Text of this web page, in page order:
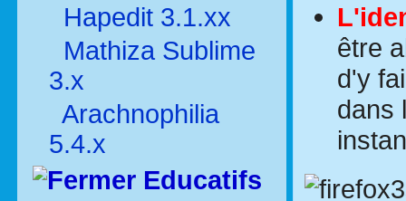
Hapedit 3.1.xx
Mathiza Sublime
3.x
Arachnophilia
5.4.x
Educatifs
être
d'y
dans